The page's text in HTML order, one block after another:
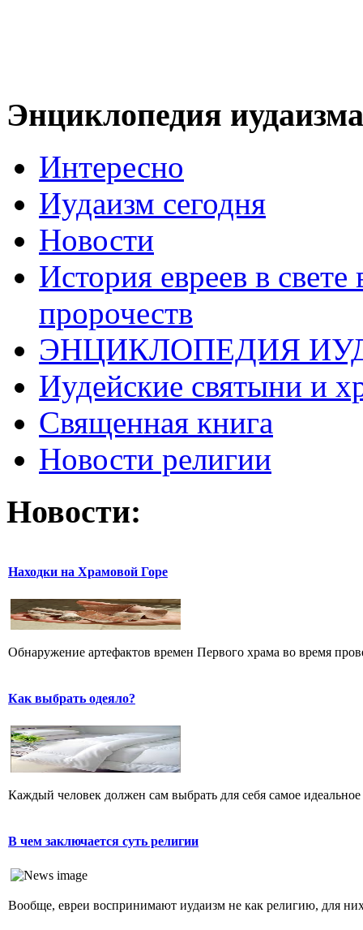
Энциклопедия иудаизма
Интересно
Иудаизм сегодня
Новости
История евреев в
пророчеств
ЭНЦИКЛОПЕДИЯ
Иудейские святыни и
Священная книга
Новости религии
Новости:
Находки на Храмовой Горе
Обнаружение артефактов времен Первого храма во время
Как выбрать одеяло?
Каждый человек должен сам выбрать для себя самое
В чем заключается суть религии
Вообще, евреи воспринимают иудаизм не как религию, для